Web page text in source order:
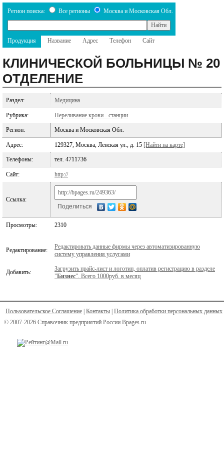
Регион поиска: Все регионы Москва и Московская Обл.
Продукция Название Адрес Телефон Сайт
КЛИНИЧЕСКОЙ БОЛЬНИЦЫ № 20
ОТДЕЛЕНИЕ
Раздел: Медицина
Рубрика: Переливание крови - станции
Регион: Москва и Московская Обл.
Адрес: 129327, Москва, Ленская ул., д. 15 [Найти на карте]
Телефоны: тел. 4711736
Сайт: http://
Ссылка:
Поделиться
Просмотры: 2310
Редактирование:
Редактировать данные фирмы через автоматизированную
систему управления услугами
Добавить:
Загрузить прайс-лист и логотип, оплатив регистрацию в разделе
"Бизнес". Всего 1000руб. в месяц
Пользовательское Соглашение Контакты Политика обработки персональных данных
© 2007-2026 Справочник предприятий России Bpages.ru